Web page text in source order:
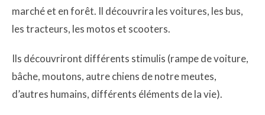
marché et en forêt. Il découvrira les voitures, les bus,
les tracteurs, les motos et scooters.
Ils découvriront différents stimulis (rampe de voiture,
bâche, moutons, autre chiens de notre meutes,
d’autres humains, différents éléments de la vie).